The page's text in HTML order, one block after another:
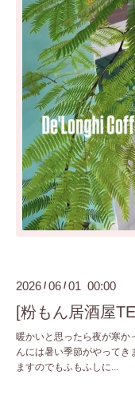
2026 /06 /01 00:00
[粉もん居酒屋
暖かいと思ったら夜が寒か
んには暑い季節がやって
ますのでもふもふしに...